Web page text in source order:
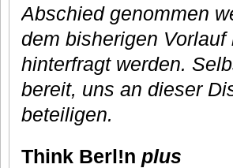
Abschied genommen
dem bisherigen
hinterfragt werden.
bereit, uns an dieser
beteiligen.
Think Berl!n plus